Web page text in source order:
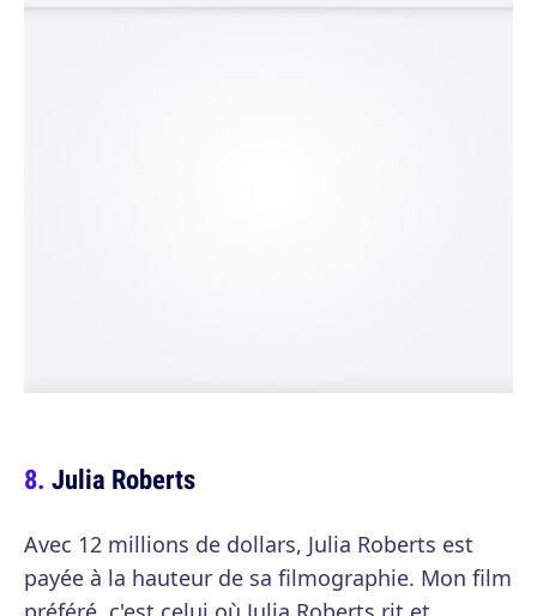
Julia Roberts
Avec 12 millions de dollars, Julia Roberts est
payée à la hauteur de sa filmographie. Mon film